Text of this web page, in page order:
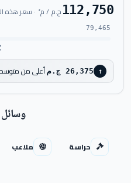
112,750ج.م / م² · سعر هذه الوحدة
79,465
↑ 26,375 ج.م أعلى من
وسائل
حراسة ملاعب